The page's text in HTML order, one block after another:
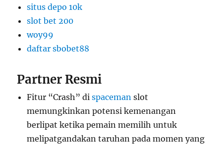
situs depo 10k
slot bet 200
woy99
daftar sbobet88
Partner Resmi
Fitur “Crash” dispaceman slot
memungkinkan potensi kemenangan
berlipat ketika pemain memilih untuk
melipatgandakan taruhan pada momen yang